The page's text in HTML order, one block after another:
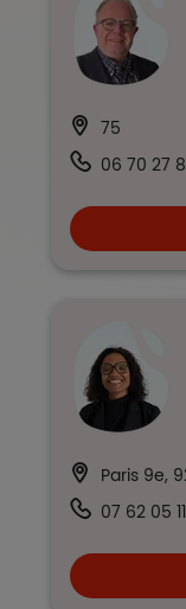
75
06 70 27
Paris 9e,
07 62 05